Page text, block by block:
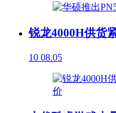
锐龙4000H供货
10 08.05